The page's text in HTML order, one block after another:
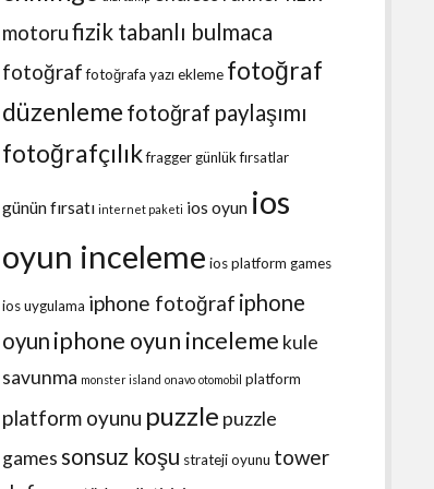
motorufizik tabanlı bulmaca
fotoğraf fotoğrafa yazı ekleme fotoğraf
düzenleme fotoğraf paylaşımı
fotoğrafçılıkfraggergünlük fırsatlar
günün fırsatı internet paketi ios oyun ios
oyun inceleme ios platform games
ios uygulama iphone fotoğraf iphone
oyun iphone oyun inceleme kule
savunma monster island onavo otomobil platform
platform oyunu puzzle puzzle
games sonsuz koşu strateji oyunu tower